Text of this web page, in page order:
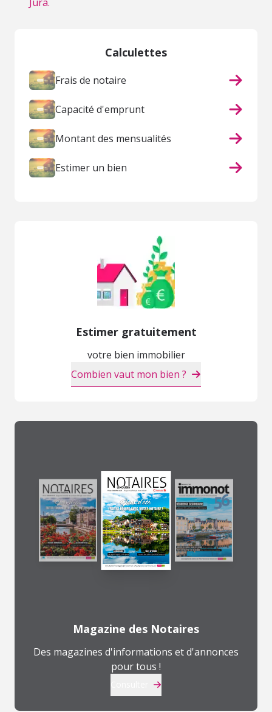
Calculettes
Frais de notaire
Capacité d'emprunt
Montant des mensualités
Estimer un bien
Estimer gratuitement
votre bien immobilier
Combien vaut mon bien ?
Magazine des Notaires
Des magazines d'informations et d'annonces
pour tous !